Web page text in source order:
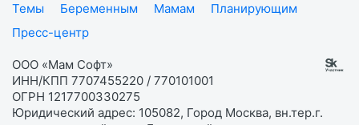
Темы
Беременным Мамам
Планирующим
Пресс-центр
ООО «Мам Софт»
ИНН/КПП 7707455220 / 770101001
ОГРН 1217700330275
Юридический адрес: 105082, Город Москва, вн.тер.г.